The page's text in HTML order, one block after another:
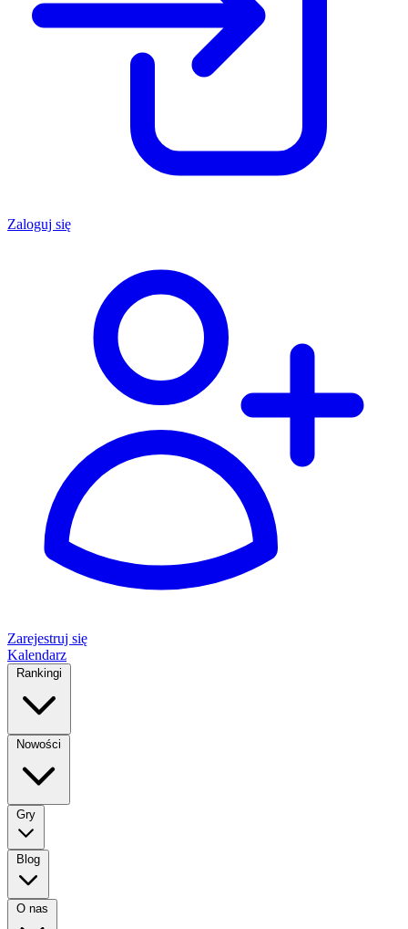
Zaloguj się
Zarejestruj się
Kalendarz
Rankingi
Nowości
Gry
Blog
O nas